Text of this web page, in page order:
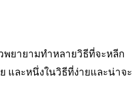
ยายามทำหลายวิธีที่จะหลีก
และหนึ่งในวิธีที่ง่ายและน่าจะ